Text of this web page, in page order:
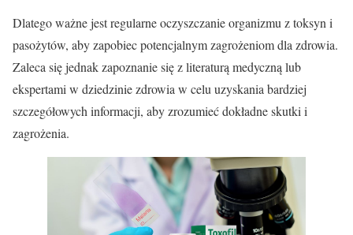
Dlatego ważne jest regularne oczyszczanie organizmu z toksyn i
pasożytów, aby zapobiec potencjalnym zagrożeniom dla zdrowia.
Zaleca się jednak zapoznanie się z literaturą medyczną lub
ekspertami w dziedzinie zdrowia w celu uzyskania bardziej
szczegółowych informacji, aby zrozumieć dokładne skutki i
zagrożenia.